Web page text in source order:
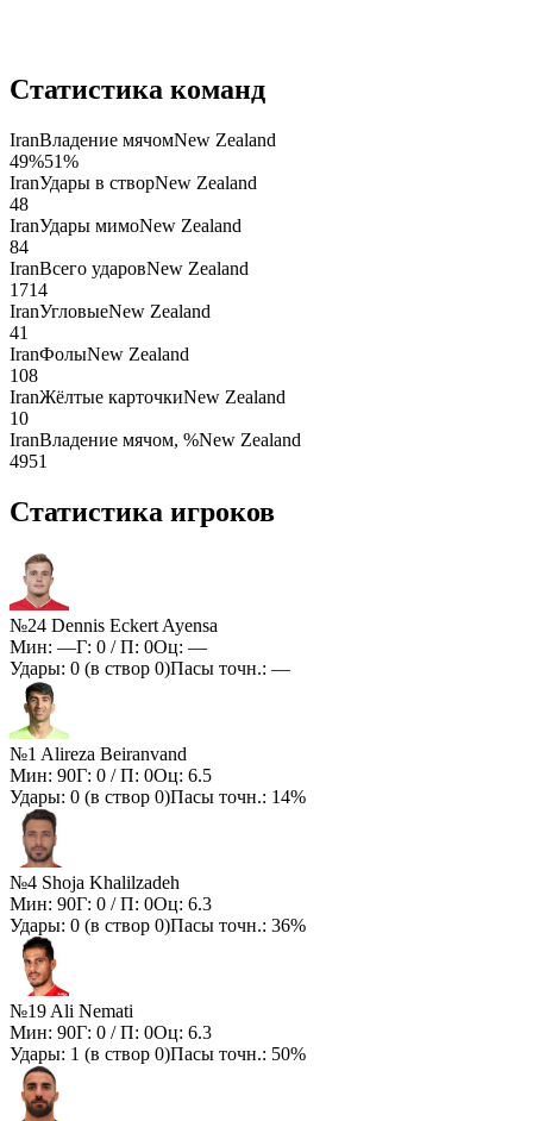
Статистика команд
IranВладение мячомNew Zealand
49%51%
IranУдары в створNew Zealand
48
IranУдары мимоNew Zealand
84
IranВсего ударовNew Zealand
1714
IranУгловыеNew Zealand
41
IranФолыNew Zealand
108
IranЖёлтые карточкиNew Zealand
10
IranВладение мячом, %New Zealand
4951
Статистика игроков
№24 Dennis Eckert Ayensa
Мин: —Г: 0 / П: 0Оц: —
Удары: 0 (в створ 0)Пасы точн.: —
№1 Alireza Beiranvand
Мин: 90Г: 0 / П: 0Оц: 6.5
Удары: 0 (в створ 0)Пасы точн.: 14%
№4 Shoja Khalilzadeh
Мин: 90Г: 0 / П: 0Оц: 6.3
Удары: 0 (в створ 0)Пасы точн.: 36%
№19 Ali Nemati
Мин: 90Г: 0 / П: 0Оц: 6.3
Удары: 1 (в створ 0)Пасы точн.: 50%